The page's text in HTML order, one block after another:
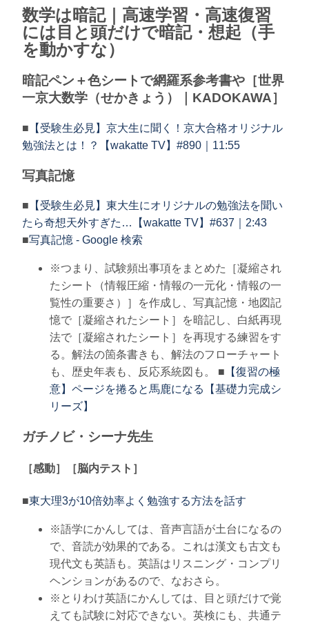
数学は暗記｜高速学習・高速復習
には目と頭だけで暗記・想起（手
を動かすな）
暗記ペン＋色シートで網羅系参考書や［世界
一京大数学（せかきょう）｜KADOKAWA］
■ 【受験生必見】京大生に聞く！京大合格オリジナル
勉強法とは！？【wakatte TV】#890｜11:55
写真記憶
■ 【受験生必見】東大生にオリジナルの勉強法を聞い
たら奇想天外すぎた…【wakatte TV】#637｜2:43
■写真記憶 - Google 検索
※つまり、試験頻出事項をまとめた［凝縮され
たシート（情報圧縮・情報の一元化・情報の一
覧性の重要さ）］を作成し、写真記憶・地図記
憶で［凝縮されたシート］を暗記し、白紙再現
法で［凝縮されたシート］を再現する練習をす
る。解法の箇条書きも、解法のフローチャート
も、歴史年表も、反応系統図も。 ■ 【復習の極
意】ページを捲ると馬鹿になる【基礎力完成シ
リーズ】
ガチノビ・シーナ先生
［感動］［脳内テスト］
■東大理3が10倍効率よく勉強する方法を話す
※語学にかんしては、音声言語が土台になるの
で、音読が効果的である。これは漢文も古文も
現代文も英語も。英語はリスニング・コンプリ
ヘンションがあるので、なおさら。
※とりわけ英語にかんしては、目と頭だけで覚
えても試験に対応できない。英検にも、共通テ